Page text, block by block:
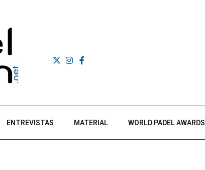
ENTREVISTAS MATERIAL WORLD PADEL AWARDS